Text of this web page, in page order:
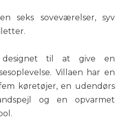
seks soveværelser, syv
til at give en
Villaen har en
køretøjer, en udendørs
og en opvarmet